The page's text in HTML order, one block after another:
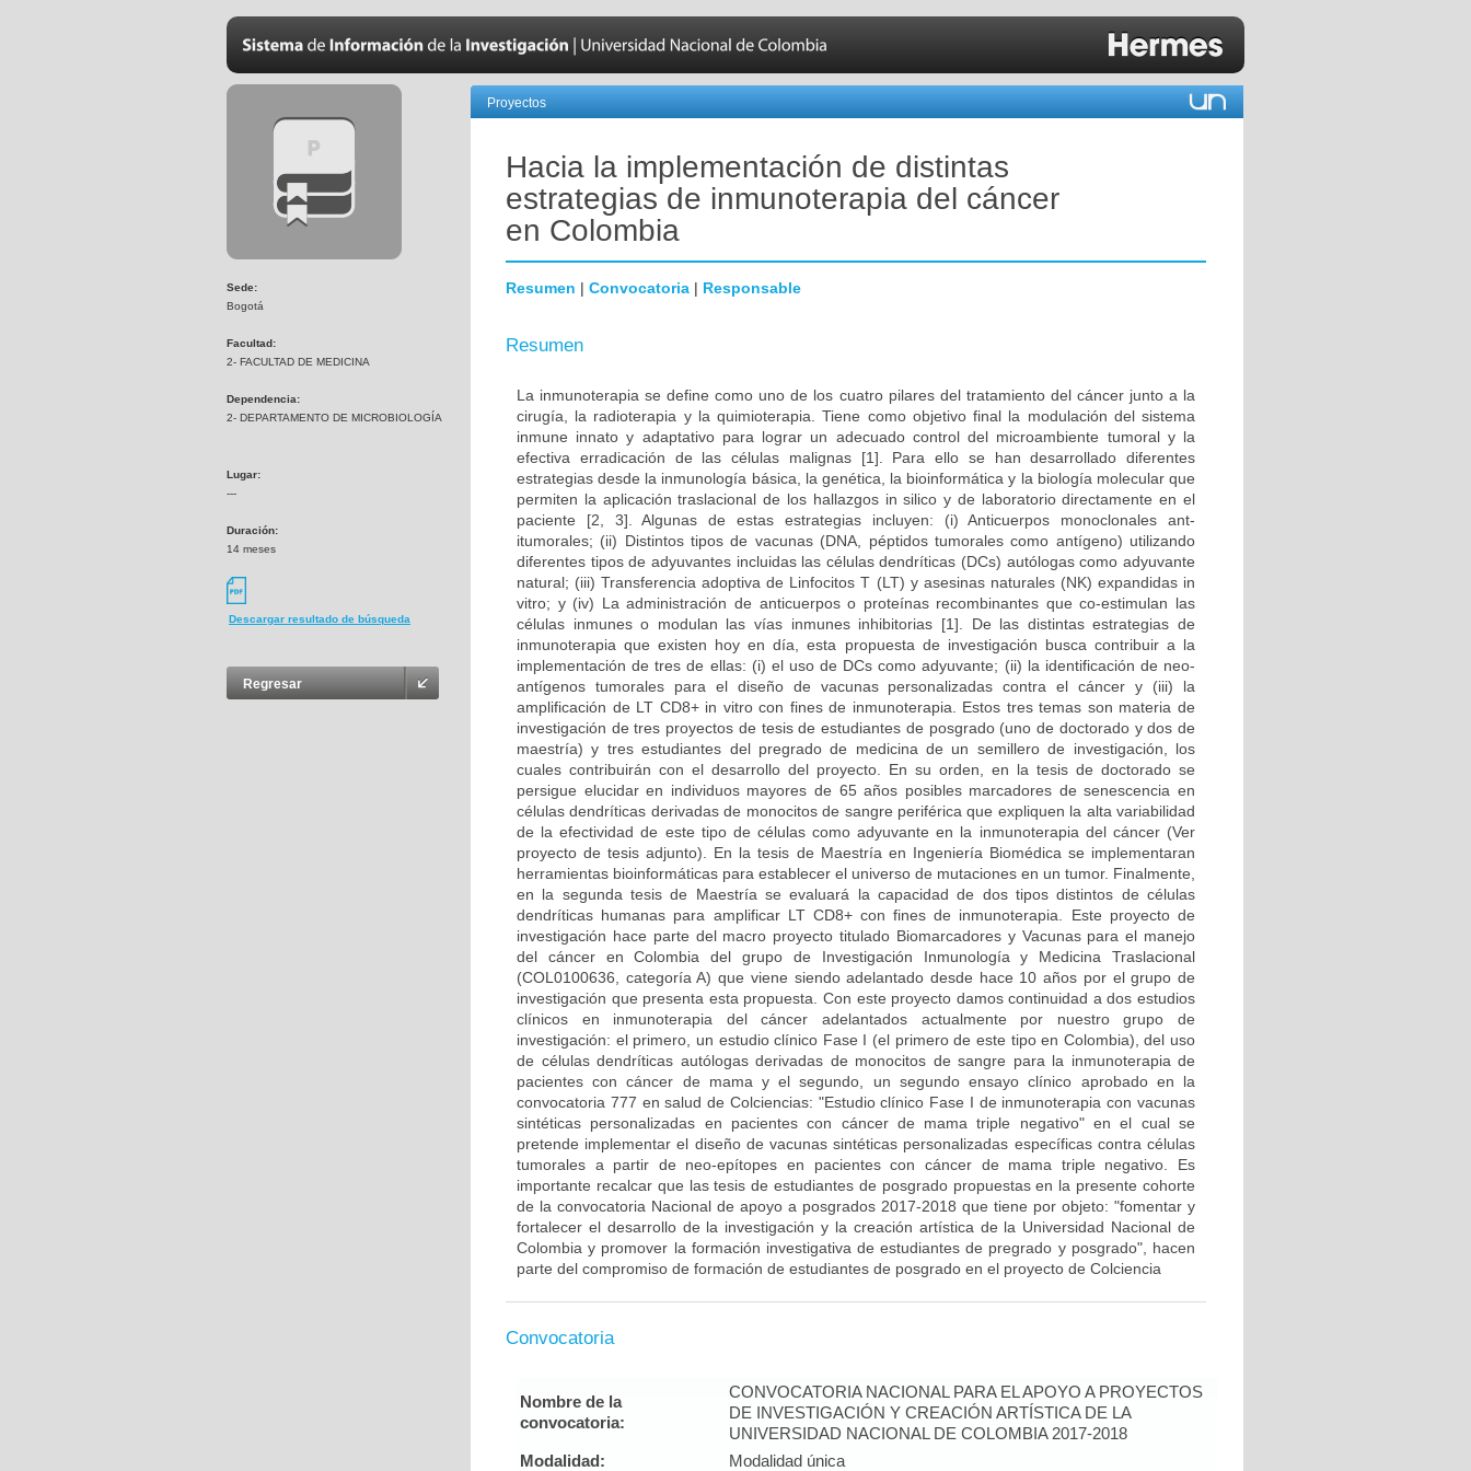
Sede:
Bogotá
Facultad:
2- FACULTAD DE MEDICINA
Dependencia:
2- DEPARTAMENTO DE MICROBIOLOGÍA
Lugar:
---
Duración:
14 meses
Descargar resultado de búsqueda
Regresar
Proyectos
Hacia la implementación de distintas
estrategias de inmunoterapia del cáncer
en Colombia
Resumen | Convocatoria | Responsable
Resumen
La inmunoterapia se define como uno de los cuatro pilares del tratamiento del cáncer junto a la
cirugía, la radioterapia y la quimioterapia. Tiene como objetivo final la modulación del sistema
inmune innato y adaptativo para lograr un adecuado control del microambiente tumoral y la
efectiva erradicación de las células malignas [1]. Para ello se han desarrollado diferentes
estrategias desde la inmunología básica, la genética, la bioinformática y la biología molecular que
permiten la aplicación traslacional de los hallazgos in silico y de laboratorio directamente en el
paciente [2, 3]. Algunas de estas estrategias incluyen: (i) Anticuerpos monoclonales ant-
itumorales; (ii) Distintos tipos de vacunas (DNA, péptidos tumorales como antígeno) utilizando
diferentes tipos de adyuvantes incluidas las células dendríticas (DCs) autólogas como adyuvante
natural; (iii) Transferencia adoptiva de Linfocitos T (LT) y asesinas naturales (NK) expandidas in
vitro; y (iv) La administración de anticuerpos o proteínas recombinantes que co-estimulan las
células inmunes o modulan las vías inmunes inhibitorias [1]. De las distintas estrategias de
inmunoterapia que existen hoy en día, esta propuesta de investigación busca contribuir a la
implementación de tres de ellas: (i) el uso de DCs como adyuvante; (ii) la identificación de neo-
antígenos tumorales para el diseño de vacunas personalizadas contra el cáncer y (iii) la
amplificación de LT CD8+ in vitro con fines de inmunoterapia. Estos tres temas son materia de
investigación de tres proyectos de tesis de estudiantes de posgrado (uno de doctorado y dos de
maestría) y tres estudiantes del pregrado de medicina de un semillero de investigación, los
cuales contribuirán con el desarrollo del proyecto. En su orden, en la tesis de doctorado se
persigue elucidar en individuos mayores de 65 años posibles marcadores de senescencia en
células dendríticas derivadas de monocitos de sangre periférica que expliquen la alta variabilidad
de la efectividad de este tipo de células como adyuvante en la inmunoterapia del cáncer (Ver
proyecto de tesis adjunto). En la tesis de Maestría en Ingeniería Biomédica se implementaran
herramientas bioinformáticas para establecer el universo de mutaciones en un tumor. Finalmente,
en la segunda tesis de Maestría se evaluará la capacidad de dos tipos distintos de células
dendríticas humanas para amplificar LT CD8+ con fines de inmunoterapia. Este proyecto de
investigación hace parte del macro proyecto titulado Biomarcadores y Vacunas para el manejo
del cáncer en Colombia del grupo de Investigación Inmunología y Medicina Traslacional
(COL0100636, categoría A) que viene siendo adelantado desde hace 10 años por el grupo de
investigación que presenta esta propuesta. Con este proyecto damos continuidad a dos estudios
clínicos en inmunoterapia del cáncer adelantados actualmente por nuestro grupo de
investigación: el primero, un estudio clínico Fase I (el primero de este tipo en Colombia), del uso
de células dendríticas autólogas derivadas de monocitos de sangre para la inmunoterapia de
pacientes con cáncer de mama y el segundo, un segundo ensayo clínico aprobado en la
convocatoria 777 en salud de Colciencias: "Estudio clínico Fase I de inmunoterapia con vacunas
sintéticas personalizadas en pacientes con cáncer de mama triple negativo" en el cual se
pretende implementar el diseño de vacunas sintéticas personalizadas específicas contra células
tumorales a partir de neo-epítopes en pacientes con cáncer de mama triple negativo. Es
importante recalcar que las tesis de estudiantes de posgrado propuestas en la presente cohorte
de la convocatoria Nacional de apoyo a posgrados 2017-2018 que tiene por objeto: "fomentar y
fortalecer el desarrollo de la investigación y la creación artística de la Universidad Nacional de
Colombia y promover la formación investigativa de estudiantes de pregrado y posgrado", hacen
parte del compromiso de formación de estudiantes de posgrado en el proyecto de Colciencia
Convocatoria
Nombre de la
convocatoria:
CONVOCATORIA NACIONAL PARA EL APOYO A PROYECTOS
DE INVESTIGACIÓN Y CREACIÓN ARTÍSTICA DE LA
UNIVERSIDAD NACIONAL DE COLOMBIA 2017-2018
Modalidad:
Modalidad única